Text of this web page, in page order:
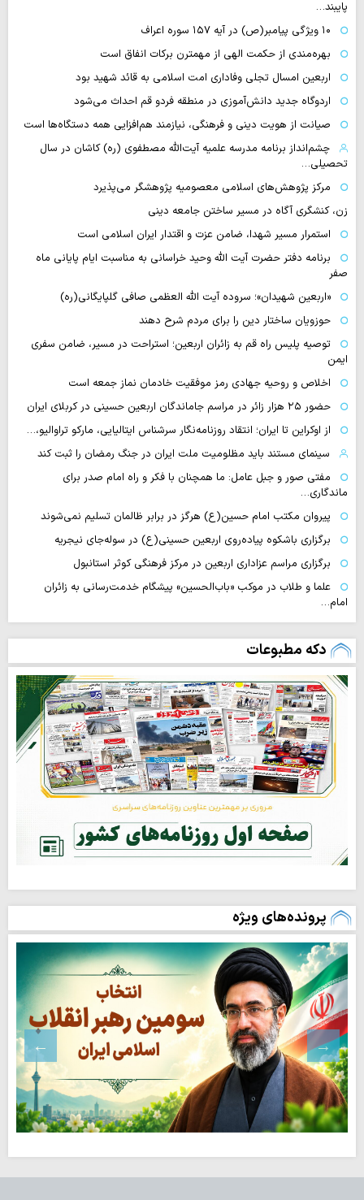
پایبند…
۱۰ ویژگی پیامبر(ص) در آیه ۱۵۷ سوره اعراف
بهره‌مندی از حکمت الهی از مهمترن برکات انفاق است
اربعین امسال تجلی وفاداری امت اسلامی به قائد شهید بود
اردوگاه جدید دانش‌آموزی در منطقه فردو قم احداث می‌شود
صیانت از هویت دینی و فرهنگی، نیازمند هم‌افزایی همه دستگاه‌ها است
چشم‌انداز برنامه مدرسه علمیه آیت‌الله مصطفوی (ره) کاشان در سال
تحصیلی…
مرکز پژوهش‌های اسلامی معصومیه پژوهشگر می‌پذیرد
زن، کنشگری آگاه در مسیر ساختن جامعه دینی
استمرار مسیر شهدا، ضامن عزت و اقتدار ایران اسلامی است
برنامه دفتر حضرت آیت الله وحید خراسانی به مناسبت ایام پایانی ماه
صفر
«اربعین شهیدان»؛ سروده آیت الله العظمی صافی گلپایگانی(ره)
حوزویان ساختار دین را برای مردم شرح دهند
توصیه پلیس راه قم به زائران اربعین؛ استراحت در مسیر، ضامن سفری
ایمن
اخلاص و روحیه جهادی رمز موفقیت خادمان نماز جمعه است
حضور ۲۵ هزار زائر در مراسم جاماندگان اربعین حسینی در کربلای ایران
از اوکراین تا ایران؛ انتقاد روزنامه‌نگار سرشناس ایتالیایی، مارکو تراوالیو،…
سینمای مستند باید مظلومیت ملت ایران در جنگ رمضان را ثبت کند
مفتی صور و جبل عامل: ما همچنان با فکر و راه امام صدر برای
ماندگاری…
پیروان مکتب امام حسین(ع) هرگز در برابر ظالمان تسلیم نمی‌شوند
برگزاری باشکوه پیاده‌روی اربعین حسینی(ع) در سوله‌جای نیجریه
برگزاری مراسم عزاداری اربعین در مرکز فرهنگی کوثر استانبول
علما و طلاب در موکب «باب‌الحسین» پیشگام خدمت‌رسانی به زائران
امام…
دکه مطبوعات
پرونده‌های ویژه